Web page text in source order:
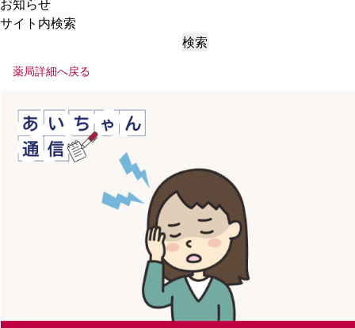
お知らせ
サイト内検索
検索
薬局詳細へ戻る